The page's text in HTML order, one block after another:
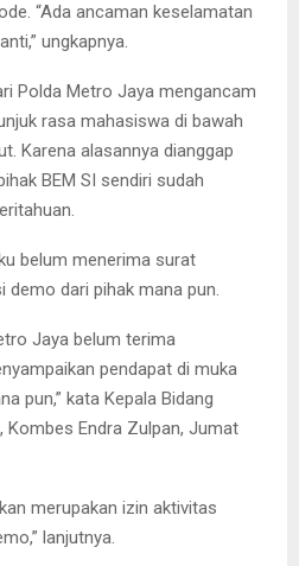
“Ada ancaman keselamatan
ungkapnya.
Polda Metro Jaya mengancam
rasa mahasiswa di bawah
Karena alasannya dianggap
BEM SI sendiri sudah
belum menerima surat
demo dari pihak mana pun.
Jaya belum terima
pendapat di muka
pun,” kata Kepala Bidang
Kombes Endra Zulpan, Jumat
merupakan izin aktivitas
lanjutnya.